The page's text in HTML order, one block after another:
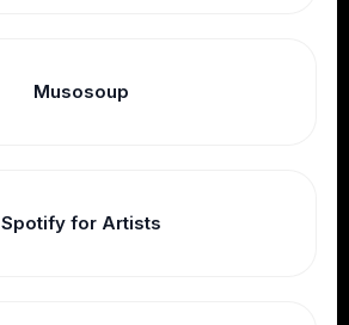
Musosoup
Spotify for Artists